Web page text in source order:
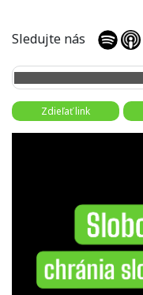
Sledujte nás
Zdieľať link